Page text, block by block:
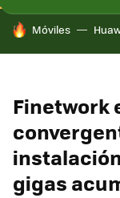
HOY SE HABLA DE
Móviles
Finetwork
gigas